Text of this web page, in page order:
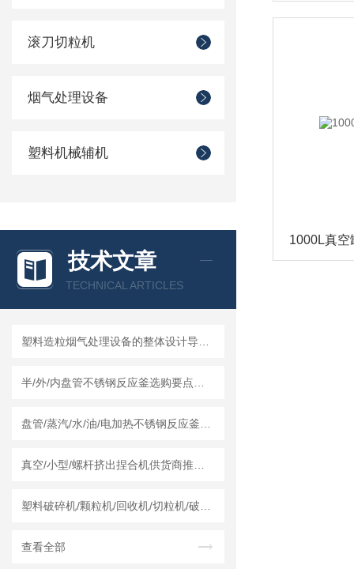
滚刀切粒机
烟气处理设备
塑料机械辅机
技术文章
TECHNICAL ARTICLES
查看全部
1000L真空